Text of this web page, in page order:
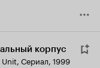
корпус
, Сериал, 1999